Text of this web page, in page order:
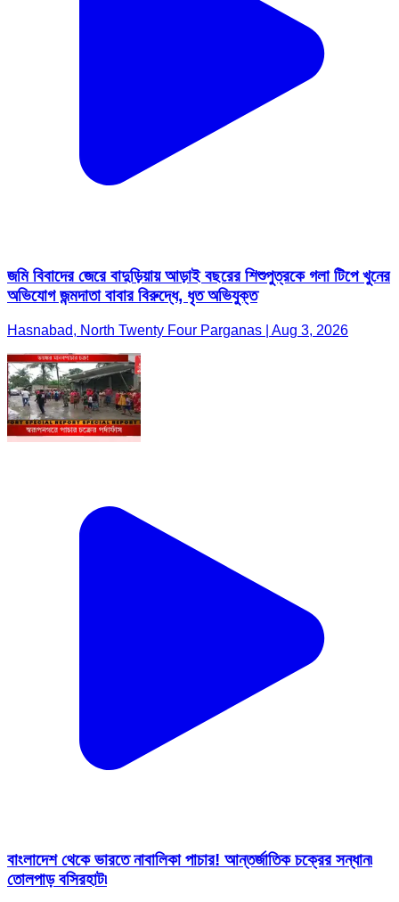
জমি বিবাদের জেরে বাদুড়িয়ায় আড়াই বছরের শিশুপুত্রকে গলা টিপে খুনের
অভিযোগ জন্মদাতা বাবার বিরুদ্ধে, ধৃত অভিযুক্ত
Hasnabad, North Twenty Four Parganas | Aug 3, 2026
বাংলাদেশ থেকে ভারতে নাবালিকা পাচার! আন্তর্জাতিক চক্রের সন্ধান৷
তোলপাড় বসিরহাট৷